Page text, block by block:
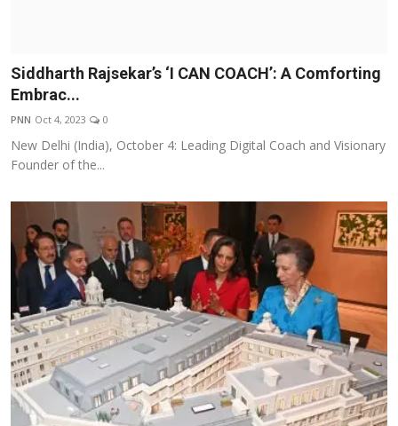
Siddharth Rajsekar’s ‘I CAN COACH’: A Comforting
Embrac...
PNN Oct 4, 2023 0
New Delhi (India), October 4: Leading Digital Coach and Visionary
Founder of the...